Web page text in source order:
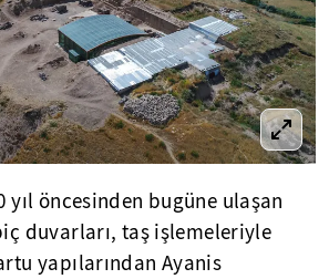
yıl öncesinden bugüne ulaşan
duvarları, taş işlemeleriyle
yapılarından Ayanis